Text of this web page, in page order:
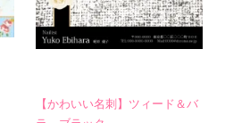
【かわいい名刺】ツィード＆バ